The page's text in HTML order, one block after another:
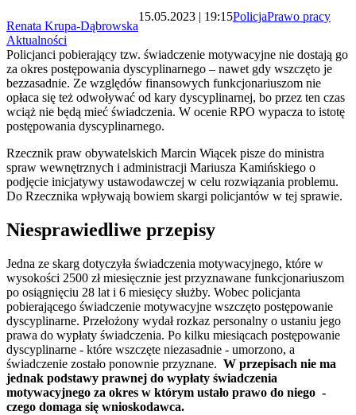
Renata Krupa-Dąbrowska
15.05.2023 | 19:15PolicjaPrawo pracy
Aktualności
Policjanci pobierający tzw. świadczenie motywacyjne nie dostają go
za okres postępowania dyscyplinarnego – nawet gdy wszczęto je
bezzasadnie. Ze względów finansowych funkcjonariuszom nie
opłaca się też odwoływać od kary dyscyplinarnej, bo przez ten czas
wciąż nie będą mieć świadczenia. W ocenie RPO wypacza to istotę
postępowania dyscyplinarnego.
Rzecznik praw obywatelskich Marcin Wiącek pisze do ministra
spraw wewnętrznych i administracji Mariusza Kamińskiego o
podjęcie inicjatywy ustawodawczej w celu rozwiązania problemu.
Do Rzecznika wpływają bowiem skargi policjantów w tej sprawie.
Niesprawiedliwe przepisy
Jedna ze skarg dotyczyła świadczenia motywacyjnego, które w
wysokości 2500 zł miesięcznie jest przyznawane funkcjonariuszom
po osiągnięciu 28 lat i 6 miesięcy służby. Wobec policjanta
pobierającego świadczenie motywacyjne wszczęto postępowanie
dyscyplinarne. Przełożony wydał rozkaz personalny o ustaniu jego
prawa do wypłaty świadczenia. Po kilku miesiącach postępowanie
dyscyplinarne - które wszczęte niezasadnie - umorzono, a
świadczenie zostało ponownie przyznane. W przepisach nie ma
jednak podstawy prawnej do wypłaty świadczenia
motywacyjnego za okres w którym ustało prawo do niego -
czego domaga się wnioskodawca.